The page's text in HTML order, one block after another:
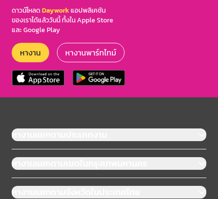
ดาวน์โหลดDayworkแอปพลิเคชัน
ของเราได้แล้ววันนี้ ทั้งใน Apple Store
และ Google Play
หางาน หางานพาร์ทไทม์
หางานแยกตามประเภทงาน
หางานแยกตามเขตในกรุงเทพมหานคร
หางานแยกตามจังหวัดในประเทศไทย